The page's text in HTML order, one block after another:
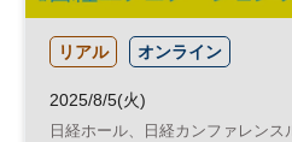
リアル オンライン
2025/8/5(火)
日経ホール、日経カンファレンス